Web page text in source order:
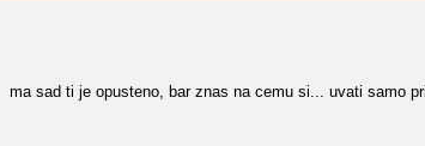
ma sad ti je opusteno, bar znas na cemu si... uvati samo